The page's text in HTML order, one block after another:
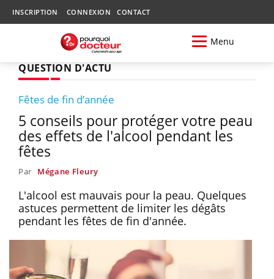
INSCRIPTION CONNEXION CONTACT
Menu
QUESTION D'ACTU
Fêtes de fin d’année
5 conseils pour protéger votre peau
des effets de l'alcool pendant les
fêtes
Par Mégane Fleury
L'alcool est mauvais pour la peau. Quelques
astuces permettent de limiter les dégâts
pendant les fêtes de fin d'année.